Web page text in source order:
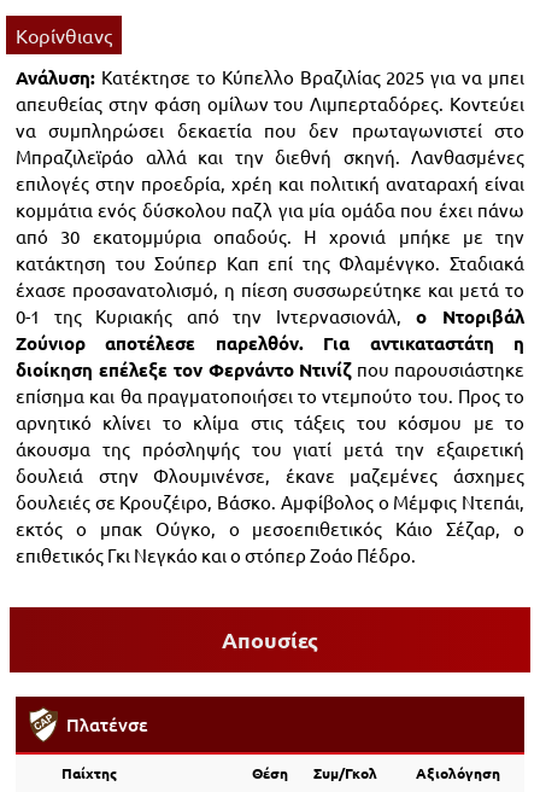
Κορίνθιανς
Ανάλυση: Κατέκτησε το Κύπελλο Βραζιλίας 2025 για να μπει
απευθείας στην φάση ομίλων του Λιμπερταδόρες. Κοντεύει
να συμπληρώσει δεκαετία που δεν πρωταγωνιστεί στο
Μπραζιλεϊράο αλλά και την διεθνή σκηνή. Λανθασμένες
επιλογές στην προεδρία, χρέη και πολιτική αναταραχή είναι
κομμάτια ενός δύσκολου παζλ για μία ομάδα που έχει πάνω
από 30 εκατομμύρια οπαδούς. Η χρονιά μπήκε με την
κατάκτηση του Σούπερ Καπ επί της Φλαμένγκο. Σταδιακά
έχασε προσανατολισμό, η πίεση συσσωρεύτηκε και μετά το
0-1 της Κυριακής από την Ιντερνασιονάλ, ο Ντοριβάλ
Ζούνιορ αποτέλεσε παρελθόν. Για αντικαταστάτη η
διοίκηση επέλεξε τον Φερνάντο Ντινίζ που παρουσιάστηκε
επίσημα και θα πραγματοποιήσει το ντεμπούτο του. Προς το
αρνητικό κλίνει το κλίμα στις τάξεις του κόσμου με το
άκουσμα της πρόσληψής του γιατί μετά την εξαιρετική
δουλειά στην Φλουμινένσε, έκανε μαζεμένες άσχημες
δουλειές σε Κρουζέιρο, Βάσκο. Αμφίβολος ο Μέμφις Ντεπάι,
εκτός ο μπακ Ούγκο, ο μεσοεπιθετικός Κάιο Σέζαρ, ο
επιθετικός Γκι Νεγκάο και ο στόπερ Ζοάο Πέδρο.
Απουσίες
Πλατένσε
Παίχτης Θέση Συμ/Γκολ Αξιολόγηση